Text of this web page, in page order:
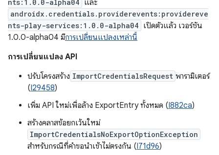
nts:1.0.0-alpha04 และ
androidx.credentials.providerevents:providereve
nts-play-services:1.0.0-alpha04 เปิดตัวแล้ว เวอร์ชัน
1.0.0-alpha04 มีการเปลี่ยนแปลงเหล่านี้
การเปลี่ยนแปลง API
ปรับโครงสร้าง ImportCredentialsRequest พารามิเตอร์
(I29458)
เพิ่ม API ใหม่เพื่อล้าง ExportEntry ทั้งหมด (I882ca)
สร้างคลาสข้อยกเว้นใหม่
ImportCredentialsNoExportOptionException
สำหรับกรณีที่คำขอนำเข้าไม่ตรงกัน (I71d96)